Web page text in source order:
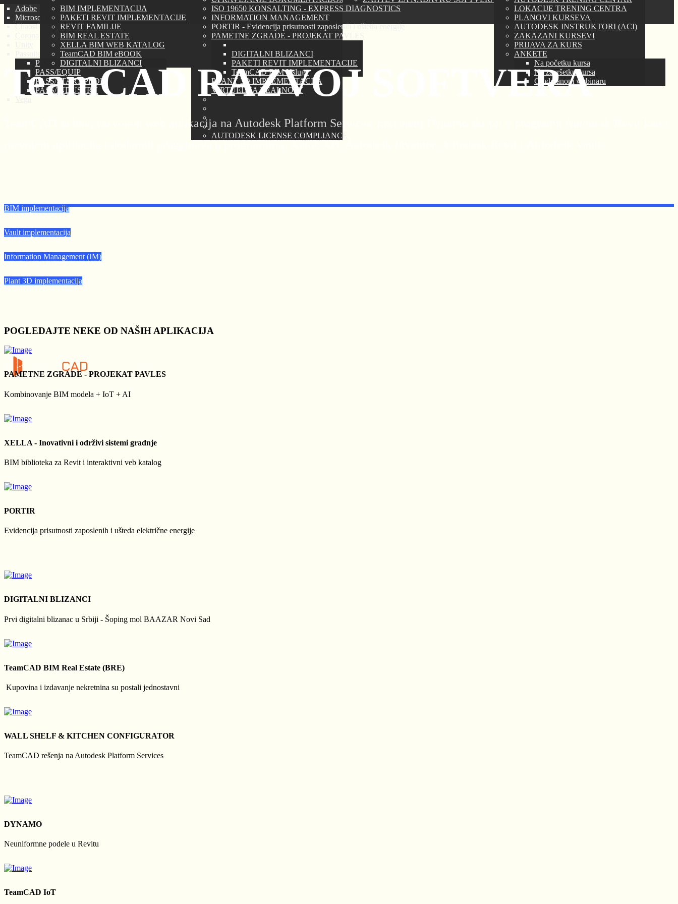
Adobe
Microsoft
ChaosGROUP
Corona Renderer
PASS/HYDROSYSTEM
PASS/EQUIP
PASS/START-PROF
PASS/INDUSTRY
BIM IMPLEMENTACIJA
PAKETI REVIT IMPLEMENTACIJE
REVIT FAMILIJE
BIM REAL ESTATE
XELLA BIM WEB KATALOG
TeamCAD BIM eBOOK
DIGITALNI BLIZANCI
ISO 19650 KONSALTING - EXPRESS DIAGNOSTICS
INFORMATION MANAGEMENT
PORTIR - Evidencija prisutnosti zaposlenih i ušteda energije
PAMETNE ZGRADE - PROJEKAT PAVLES
DIGITALNI BLIZANCI
PAKETI REVIT IMPLEMENTACIJE
TeamCAD BIM Usluge
PLANT 3D IMPLEMENTACIJA
VIRTUELNA REALNOST
AUTODESK LICENSE COMPLIANCE
LOKACIJE TRENING CENTRA
PLANOVI KURSEVA
AUTODESK INSTRUKTORI (ACI)
ZAKAZANI KURSEVI
PRIJAVA ZA KURS
ANKETE
Na početku kursa
Na završetku kursa
O održanom webinaru
TeamCAD RAZVOJ SOFTVERA
TeamCAD se bavi razvojem web aplikacija na Autodesk Platform Services, razvojem Dynamo skripti u programu Autodesk Revit kao i
razvojem aplikacija i dodatnih plugginova u programima: AutoCAD, Autodesk Inventor, Autodesk Revit i Autodesk Vault.
BIM implementacija
Vault implementacija
Information Management (IM)
Plant 3D implementacija
POGLEDAJTE NEKE OD NAŠIH APLIKACIJA
PAMETNE ZGRADE - PROJEKAT PAVLES
Kombinovanje BIM modela + IoT + AI
XELLA - Inovativni i održivi sistemi gradnje
BIM biblioteka za Revit i interaktivni veb katalog
PORTIR
Evidencija prisutnosti zaposlenih i ušteda električne energije
DIGITALNI BLIZANCI
Prvi digitalni blizanac u Srbiji - Šoping mol BAAZAR Novi Sad
TeamCAD BIM Real Estate (BRE)
Kupovina i izdavanje nekretnina su postali jednostavni
WALL SHELF & KITCHEN CONFIGURATOR
TeamCAD rešenja na Autodesk Platform Services
DYNAMO
Neuniformne podele u Revitu
TeamCAD IoT